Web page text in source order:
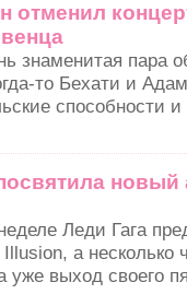
отменил
знаменитая пара
то Бехати и Адам
способности
Леди Гага
а несколько
уже выход своего